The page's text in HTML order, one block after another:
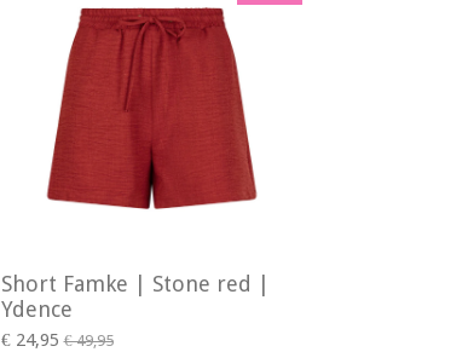
Short Famke | Stone red |
Ydence
€ 24,95 € 49,95